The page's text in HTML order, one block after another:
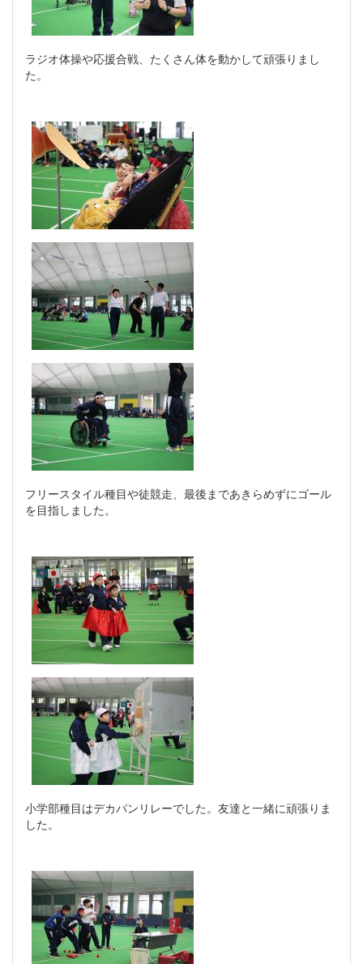
ラジオ体操や応援合戦、たくさん体を動かして頑張りまし
た。
フリースタイル種目や徒競走、最後まであきらめずにゴール
を目指しました。
小学部種目はデカパンリレーでした。友達と一緒に頑張りま
した。